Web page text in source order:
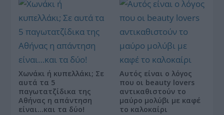
Χωνάκι ή κυπελλάκι; Σε
αυτά τα 5
παγωτατζίδικα της
Αθήνας η απάντηση
είναι…και τα δύο!
Αυτός είναι ο λόγος
που οι beauty lovers
αντικαθιστούν το
μαύρο μολύβι με καφέ
το καλοκαίρι